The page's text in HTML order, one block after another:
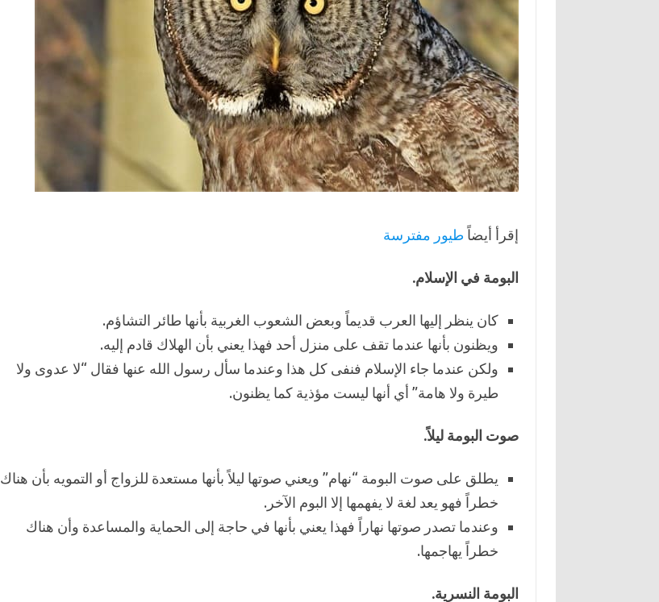
إقرأ أيضاً طيور مفترسة
البومة في الإسلام.
كان ينظر إليها العرب قديماً وبعض الشعوب الغربية بأنها طائر التشاؤم.
ويظنون بأنها عندما تقف على منزل أحد فهذا يعني بأن الهلاك قادم إليه.
ولكن عندما جاء الإسلام فنفى كل هذا وعندما سأل رسول الله عنها فقال “لا عدوى ولا
طيرة ولا هامة” أي أنها ليست مؤذية كما يظنون.
صوت البومة ليلاً.
يطلق على صوت البومة “نهام” ويعني صوتها ليلاً بأنها مستعدة للزواج أو التمويه بأن هناك
خطراً فهو يعد لغة لا يفهمها إلا البوم الآخر.
وعندما تصدر صوتها نهاراً فهذا يعني بأنها في حاجة إلى الحماية والمساعدة وأن هناك
خطراً يهاجمها.
البومة النسرية.